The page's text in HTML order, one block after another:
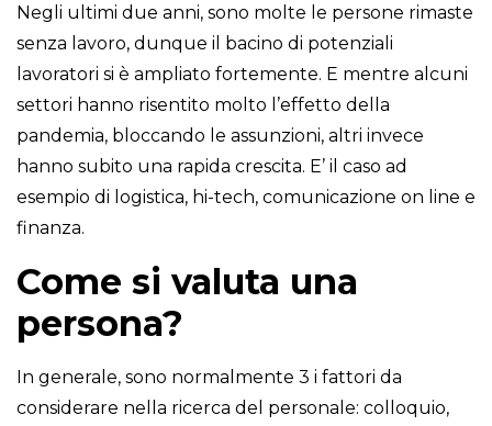
Negli ultimi due anni, sono molte le persone rimaste
senza lavoro, dunque il bacino di potenziali
lavoratori si è ampliato fortemente. E mentre alcuni
settori hanno risentito molto l’effetto della
pandemia, bloccando le assunzioni, altri invece
hanno subito una rapida crescita. E’ il caso ad
esempio di logistica, hi-tech, comunicazione on line e
finanza.
Come si valuta una
persona?
In generale, sono normalmente 3 i fattori da
considerare nella ricerca del personale: colloquio,